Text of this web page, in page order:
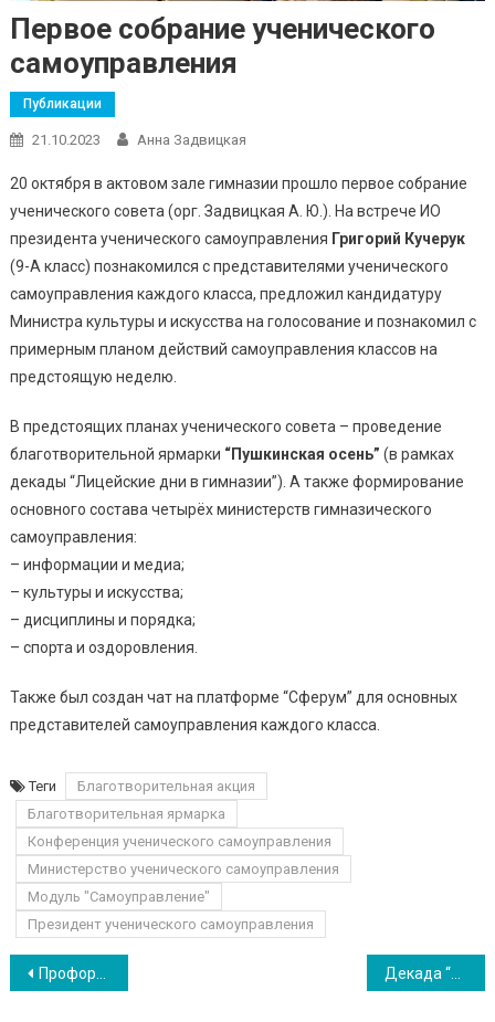
Первое собрание ученического
самоуправления
Публикации
21.10.2023 Анна Задвицкая
20 октября в актовом зале гимназии прошло первое собрание
ученического совета (орг. Задвицкая А. Ю.). На встрече ИО
президента ученического самоуправления Григорий Кучерук
(9-А класс) познакомился с представителями ученического
самоуправления каждого класса, предложил кандидатуру
Министра культуры и искусства на голосование и познакомил с
примерным планом действий самоуправления классов на
предстоящую неделю.
В предстоящих планах ученического совета – проведение
благотворительной ярмарки “Пушкинская осень” (в рамках
декады “Лицейские дни в гимназии”). А также формирование
основного состава четырёх министерств гимназического
самоуправления:
– информации и медиа;
– культуры и искусства;
– дисциплины и порядка;
– спорта и оздоровления.
Также был создан чат на платформе “Сферум” для основных
представителей самоуправления каждого класса.
Теги
Благотворительная акция
Благотворительная ярмарка
Конференция ученического самоуправления
Министерство ученического самоуправления
Модуль "Самоуправление"
Президент ученического самоуправления
Навигация по записям
Профориентационная встреча в День отца Декада “Лицейские дни в гимназии”